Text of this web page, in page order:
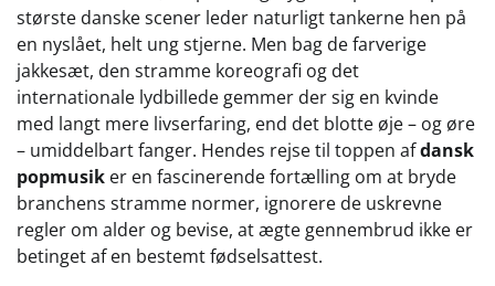
største danske scener leder naturligt tankerne hen på
en nyslået, helt ung stjerne. Men bag de farverige
jakkesæt, den stramme koreografi og det
internationale lydbillede gemmer der sig en kvinde
med langt mere livserfaring, end det blotte øje – og øre
– umiddelbart fanger. Hendes rejse til toppen afdansk
popmusik er en fascinerende fortælling om at bryde
branchens stramme normer, ignorere de uskrevne
regler om alder og bevise, at ægte gennembrud ikke er
betinget af en bestemt fødselsattest.